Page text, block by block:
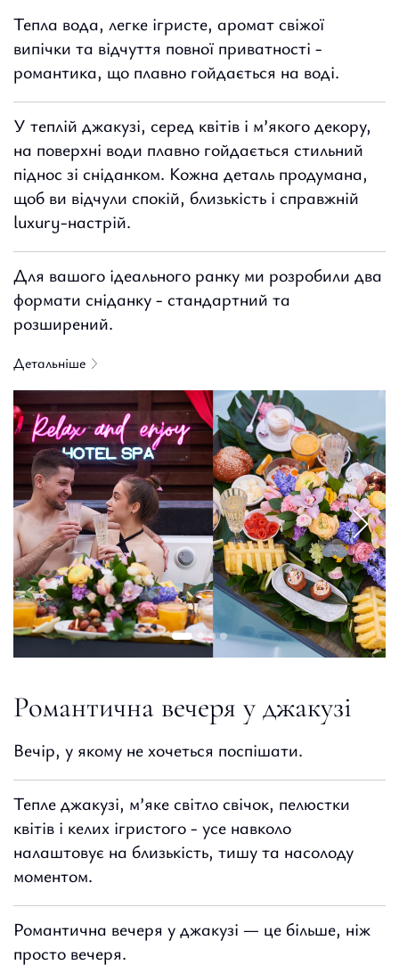
Тепла вода, легке ігристе, аромат свіжої
випічки та відчуття повної приватності -
романтика, що плавно гойдається на воді.
У теплій джакузі, серед квітів і м’якого декору,
на поверхні води плавно гойдається стильний
піднос зі сніданком. Кожна деталь продумана,
щоб ви відчули спокій, близькість і справжній
luxury-настрій.
Для вашого ідеального ранку ми розробили два
формати сніданку - стандартний та
розширений.
Детальніше
Романтична вечеря у джакузi
Вечір, у якому не хочеться поспішати.
Тепле джакузі, м’яке світло свічок, пелюстки
квітів і келих ігристого - усе навколо
налаштовує на близькість, тишу та насолоду
моментом.
Романтична вечеря у джакузі — це більше, ніж
просто вечеря.